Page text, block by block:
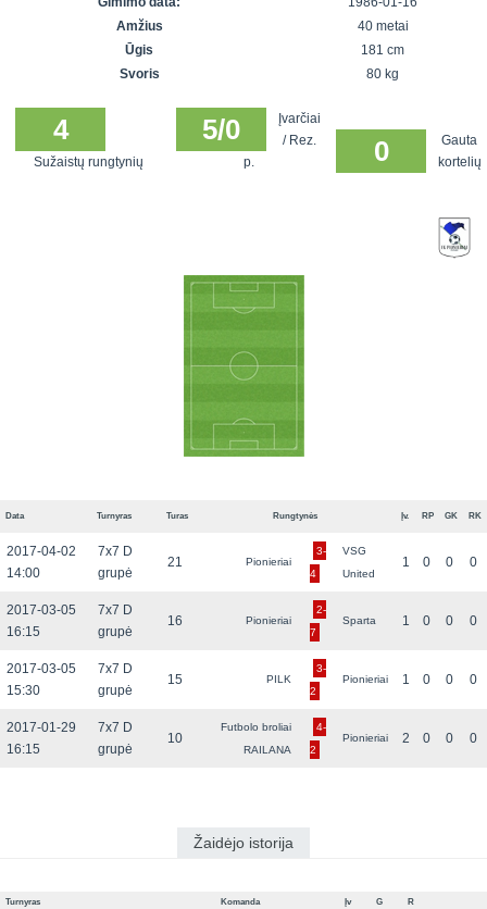
SFL rudens
Snaigės taurė
čempionatas
Vilnius
Amžius
40 metai
Ūgis
181 cm
Svoris
80 kg
4
Sužaistų rungtynių
5/0
Įvarčiai
/ Rez.
p.
0
Gauta
kortelių
Data Turnyras Turas Rungtynės Įv. RP GK RK
2017-04-02
14:00
7x7 D
grupė
21 Pionieriai
3-
4
VSG
United
1 0 0 0
2017-03-05
16:15
7x7 D
grupė
16 Pionieriai
2-
7
Sparta 1 0 0 0
2017-03-05
15:30
7x7 D
grupė
15 PILK
3-
2
Pionieriai 1 0 0 0
2017-01-29
16:15
7x7 D
grupė
10
Futbolo broliai
RAILANA
4-
2
Pionieriai 2 0 0 0
Žaidėjo istorija
Turnyras Komanda Įv G R